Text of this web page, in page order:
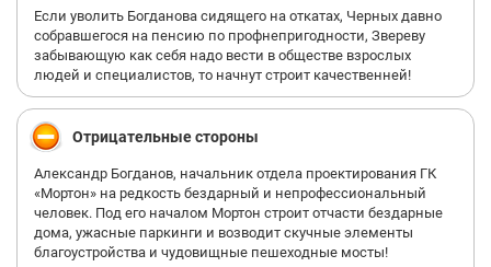
Если уволить Богданова сидящего на откатах, Черных давно
собравшегося на пенсию по профнепригодности, Звереву
забывающую как себя надо вести в обществе взрослых
людей и специалистов, то начнут строит качественней!
Отрицательные стороны
Александр Богданов, начальник отдела проектирования ГК
«Мортон» на редкость бездарный и непрофессиональный
человек. Под его началом Мортон строит отчасти бездарные
дома, ужасные паркинги и возводит скучные элементы
благоустройства и чудовищные пешеходные мосты!